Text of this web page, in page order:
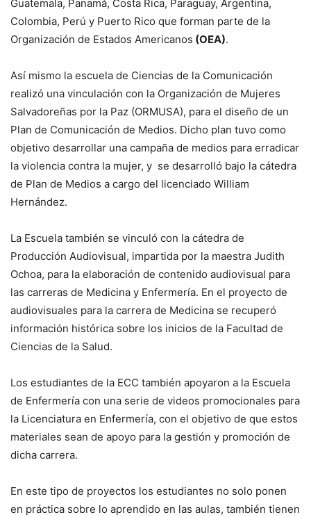
Guatemala, Panamá, Costa Rica, Paraguay, Argentina,
Colombia, Perú y Puerto Rico que forman parte de la
Organización de Estados Americanos (OEA).
Así mismo la escuela de Ciencias de la Comunicación
realizó una vinculación con la Organización de Mujeres
Salvadoreñas por la Paz (ORMUSA), para el diseño de un
Plan de Comunicación de Medios. Dicho plan tuvo como
objetivo desarrollar una campaña de medios para erradicar
la violencia contra la mujer, y se desarrolló bajo la cátedra
de Plan de Medios a cargo del licenciado William
Hernández.
La Escuela también se vinculó con la cátedra de
Producción Audiovisual, impartida por la maestra Judith
Ochoa, para la elaboración de contenido audiovisual para
las carreras de Medicina y Enfermería. En el proyecto de
audiovisuales para la carrera de Medicina se recuperó
información histórica sobre los inicios de la Facultad de
Ciencias de la Salud.
Los estudiantes de la ECC también apoyaron a la Escuela
de Enfermería con una serie de videos promocionales para
la Licenciatura en Enfermería, con el objetivo de que estos
materiales sean de apoyo para la gestión y promoción de
dicha carrera.
En este tipo de proyectos los estudiantes no solo ponen
en práctica sobre lo aprendido en las aulas, también tienen